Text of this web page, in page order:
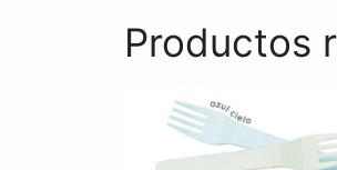
Productos